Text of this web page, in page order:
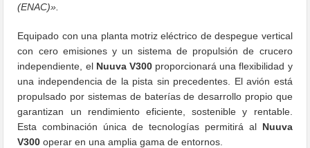
(ENAC)».
Equipado con una planta motriz eléctrico de despegue vertical
con cero emisiones y un sistema de propulsión de crucero
independiente, el Nuuva V300proporcionará una flexibilidad y
una independencia de la pista sin precedentes. El avión está
propulsado por sistemas de baterías de desarrollo propio que
garantizan un rendimiento eficiente, sostenible y rentable.
Esta combinación única de tecnologías permitirá al Nuuva
V300 operar en una amplia gama de entornos.